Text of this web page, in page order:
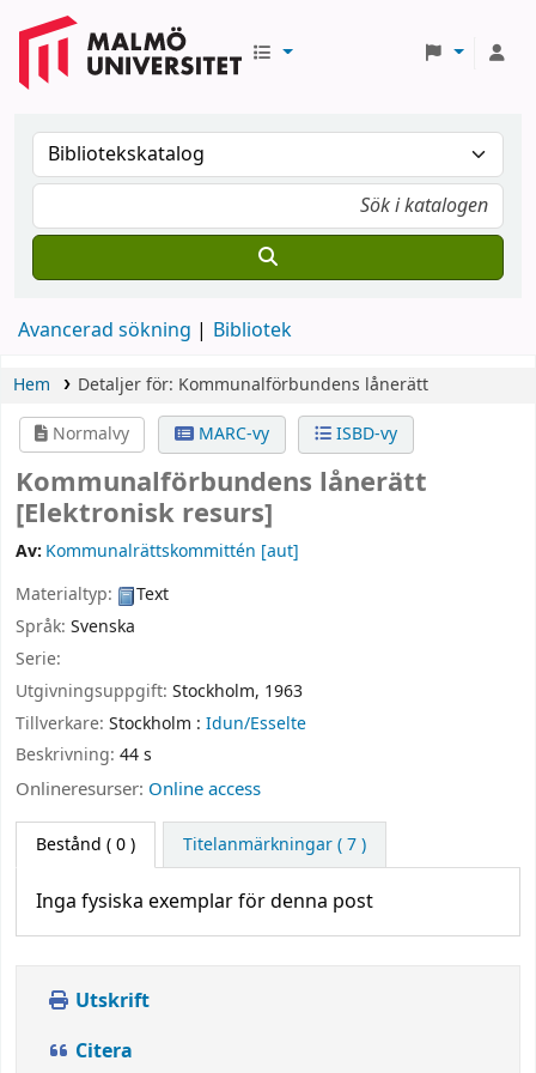
Avancerad sökning Bibliotek
Hem Detaljer för: Kommunalförbundens lånerätt
Normalvy
MARC-vy ISBD-vy
Kommunalförbundens lånerätt
[Elektronisk resurs]
Av: Kommunalrättskommittén [aut]
Materialtyp:
Text
Språk: Svenska
Serie:
Utgivningsuppgift: Stockholm, 1963
Tillverkare: Stockholm : Idun/Esselte
Beskrivning: 44 s
Onlineresurser: Online access
Bestånd ( 0 ) Titelanmärkningar ( 7 )
Inga fysiska exemplar för denna post
Utskrift
Citera